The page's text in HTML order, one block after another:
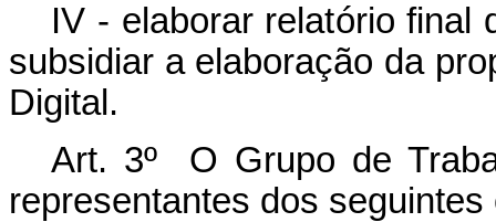
IV - elaborar relatório final
subsidiar a elaboração da
Digital.
Art. 3º O Grupo de
representantes dos seguintes